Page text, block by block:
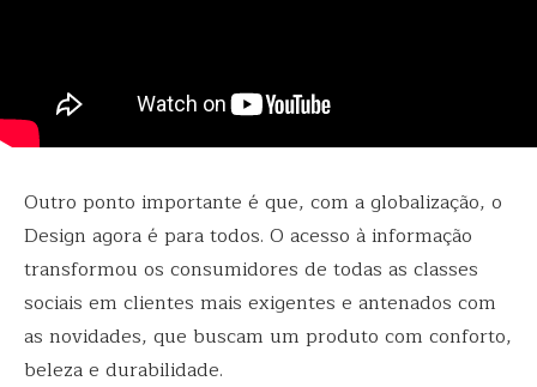
Outro ponto importante é que, com a globalização, o
Design agora é para todos. O acesso à informação
transformou os consumidores de todas as classes
sociais em clientes mais exigentes e antenados com
as novidades, que buscam um produto com conforto,
beleza e durabilidade.